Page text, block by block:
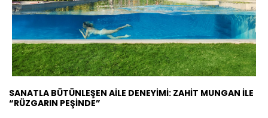
SANATLA BÜTÜNLEŞEN AİLE DENEYİMİ: ZAHİT MUNGAN İLE
“RÜZGARIN PEŞİNDE”